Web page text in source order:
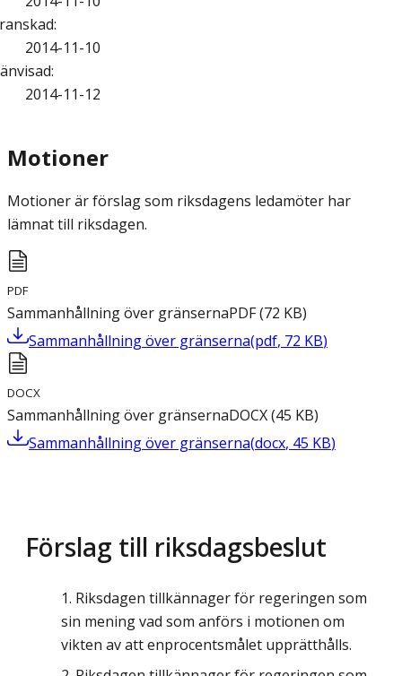
:
2014-11-10
:
2014-11-12
Motioner
Motioner är förslag som riksdagens ledamöter har
lämnat till riksdagen.
PDF
Sammanhållning över gränsernaPDF(72 KB)
Sammanhållning över gränserna(pdf, 72 KB)
DOCX
Sammanhållning över gränsernaDOCX(45 KB)
Sammanhållning över gränserna(docx, 45 KB)
Förslag till riksdagsbeslut
Riksdagen tillkännager för regeringen som
sin mening vad som anförs i motionen om
vikten av att enprocentsmålet upprätthålls.